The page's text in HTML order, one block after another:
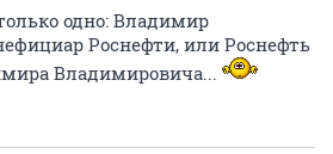
одно: Владимир
Роснефти, или Роснефть
Владимировича...